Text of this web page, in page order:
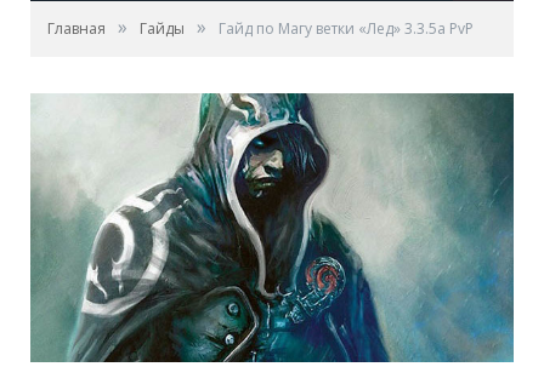
Главная » Гайды » Гайд по Магу ветки «Лед» 3.3.5a PvP